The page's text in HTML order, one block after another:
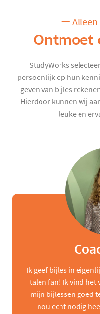
Ontmoet
StudyWorks
persoonlijk op hun
geven van bijles
Hierdoor kunnen wij
leuke en
Ik geef bijles in
talen fan! Ik vind het
mijn bijlessen goed
nou echt nodig